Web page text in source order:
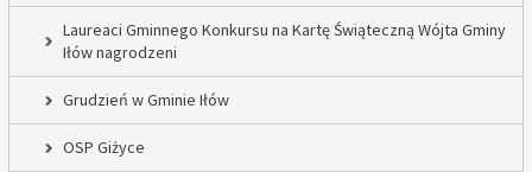
Laureaci Gminnego Konkursu na Kartę Świąteczną Wójta Gminy
Iłów nagrodzeni
Grudzień w Gminie Iłów
OSP Giżyce